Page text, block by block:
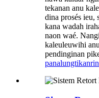
tekanan anu
dina prosés ieu,
kana wadah
naon waé.
kaleuleuwihi
pendinginan
panalungtikan